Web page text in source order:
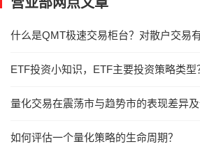
什么是QMT极速交易柜台？对散户交易
量化交易在震荡市与趋势市的表现差异
如何评估一个量化策略的生命周期？